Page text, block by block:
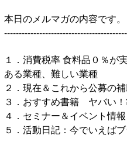
本日のメルマガの内容です。
１．消費税率 食料品０％が
ある業種、難しい業種
２．現在＆これから公募の
３．おすすめ書籍 ヤバい！
４．セミナー＆イベント情
５．活動日記：今でいえば